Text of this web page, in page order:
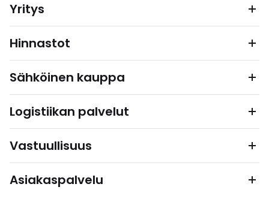
Yritys
Hinnastot
Sähköinen kauppa
Logistiikan palvelut
Vastuullisuus
Asiakaspalvelu